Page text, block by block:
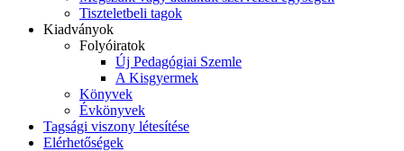
Tiszteletbeli tagok
Kiadványok
Folyóiratok
Új Pedagógiai Szemle
A Kisgyermek
Könyvek
Évkönyvek
Tagsági viszony létesítése
Elérhetőségek